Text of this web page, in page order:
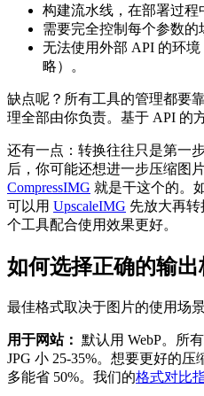
构建流水线，在部署过程
需要完全控制每个参数的
无法使用外部 API 的环
略）。
缺点呢？所有工具的管理都要
理全部由你负责。基于 API 的
还有一点：转换往往只是第一
后，你可能还想进一步压缩图
CompressIMG 就是干这个的。
可以用 UpscaleIMG 先放大再
个工具配合使用效果更好。
如何选择正确的输出
最佳格式取决于图片的使用场
用于网站： 默认用 WebP。所
JPG 小 25-35%。想要更好的
多能省 50%。我们的格式对比